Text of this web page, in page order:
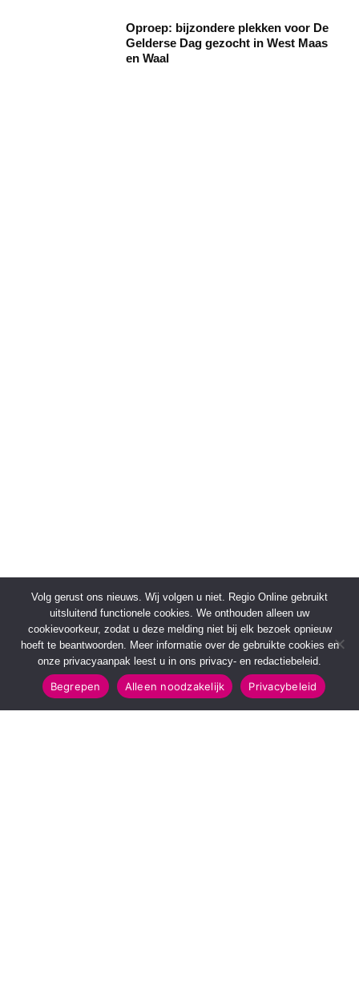
Oproep: bijzondere plekken voor De
Gelderse Dag gezocht in West Maas
en Waal
Volg gerust ons nieuws. Wij volgen u niet. Regio Online gebruikt
uitsluitend functionele cookies. We onthouden alleen uw
cookievoorkeur, zodat u deze melding niet bij elk bezoek opnieuw
hoeft te beantwoorden. Meer informatie over de gebruikte cookies en
onze privacyaanpak leest u in ons privacy- en redactiebeleid.
Begrepen Alleen noodzakelijk Privacybeleid